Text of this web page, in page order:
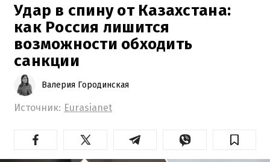
Удар в спину от Казахстана:
как Россия лишится
возможности обходить
санкции
Валерия Городинская
Источник: Eurasianet